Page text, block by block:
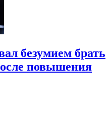
безумием брать
повышения